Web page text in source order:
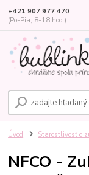
+421 907 977 470
(Po-Pia, 8-18 hod.)
Úvod Starostlivosť o
NFCO -